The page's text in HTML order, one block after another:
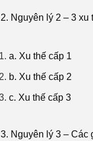
2. Nguyên lý 2 – 3 xu
a. Xu thế cấp 1
b. Xu thế cấp 2
c. Xu thế cấp 3
3. Nguyên lý 3 – Các